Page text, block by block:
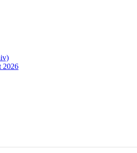
2026